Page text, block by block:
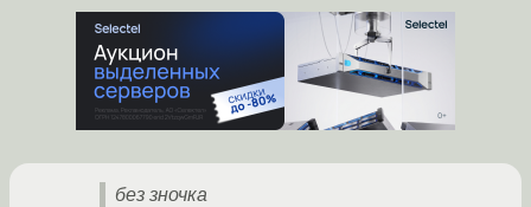
без зночка